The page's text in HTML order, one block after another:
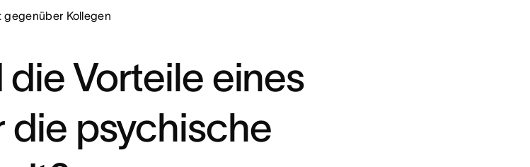
Kollegen
die Vorteile eines
die psychische